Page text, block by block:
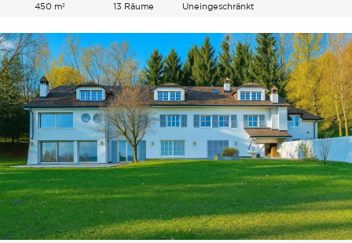
450 m² 13 Räume
Uneingeschränkt